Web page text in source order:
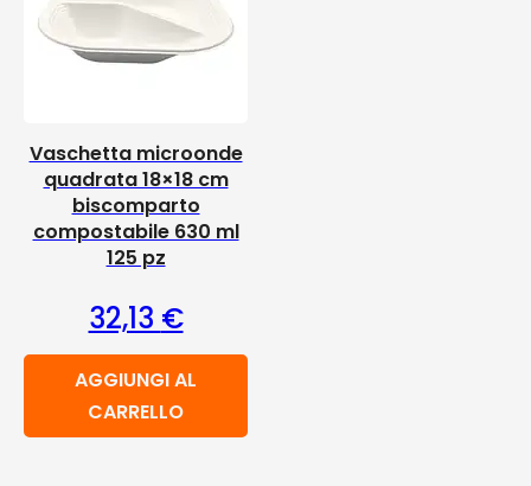
Vaschetta microonde
quadrata 18×18 cm
biscomparto
compostabile 630 ml
125 pz
32,13 €
AGGIUNGI AL
CARRELLO